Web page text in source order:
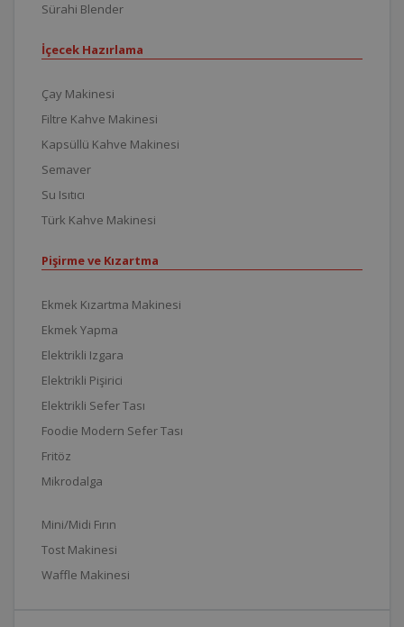
Sürahi Blender
İçecek Hazırlama
Çay Makinesi
Filtre Kahve Makinesi
Kapsüllü Kahve Makinesi
Semaver
Su Isıtıcı
Türk Kahve Makinesi
Pişirme ve Kızartma
Ekmek Kızartma Makinesi
Ekmek Yapma
Elektrikli Izgara
Elektrikli Pişirici
Elektrikli Sefer Tası
Foodie Modern Sefer Tası
Fritöz
Mikrodalga
Mini/Midi Fırın
Tost Makinesi
Waffle Makinesi